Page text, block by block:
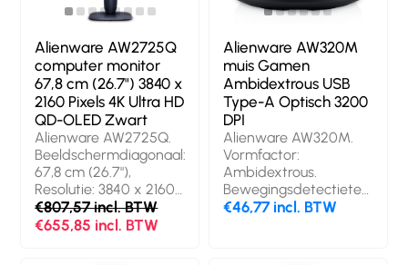
Alienware AW2725Q
computer monitor
67,8 cm (26.7") 3840 x
2160 Pixels 4K Ultra HD
QD-OLED Zwart
Alienware AW2725Q.
Beeldschermdiagonaal:
67,8 cm (26.7"),
Resolutie: 3840 x 2160
Pixels, HD type: 4K
Ultra HD, Display
€807,57 incl. BTW
€655,85 incl. BTW
Alienware AW320M
muis Gamen
Ambidextrous USB
Type-A Optisch 3200
DPI
Alienware AW320M.
Vormfactor:
Ambidextrous.
Optisch, Aansluiting:
€46,77 incl. BTW